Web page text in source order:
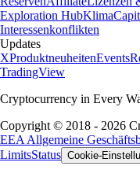
Exploration HubKlima
Interessenkonflikten
Updates
XProduktneuheitenEvents
TradingView
Cryptocurrency in Every
Copyright © 2018 - 2026
EEA Allgemeine
LimitsStatus Cookie-